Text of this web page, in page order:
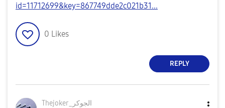
id=11712699&key=867749dde2c021b31...
0 Likes
REPLY
Thejoker_الجوكر